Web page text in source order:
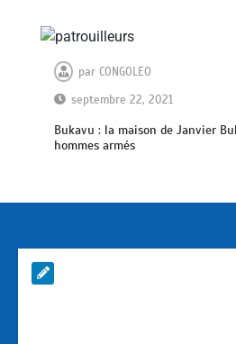
parCONGOLEO
septembre 22, 2021
Bukavu : la maison de Janvier
hommes armés